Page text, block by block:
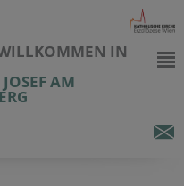
IN
AM